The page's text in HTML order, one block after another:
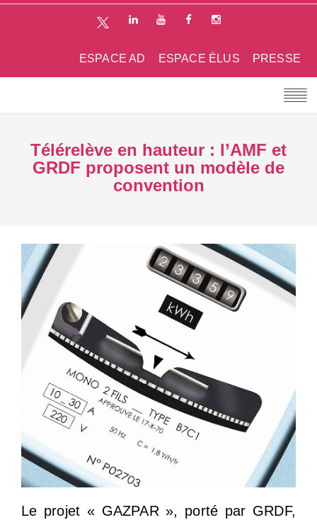
PRESSE
ESPACE ÉLUS
ESPACE AD
Télérelève en hauteur : l’AMF et
GRDF proposent un modèle de
convention
Le projet « GAZPAR », porté par GRDF,